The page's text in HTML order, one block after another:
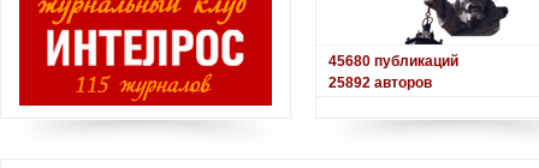
45680 публикаций
25892 авторов